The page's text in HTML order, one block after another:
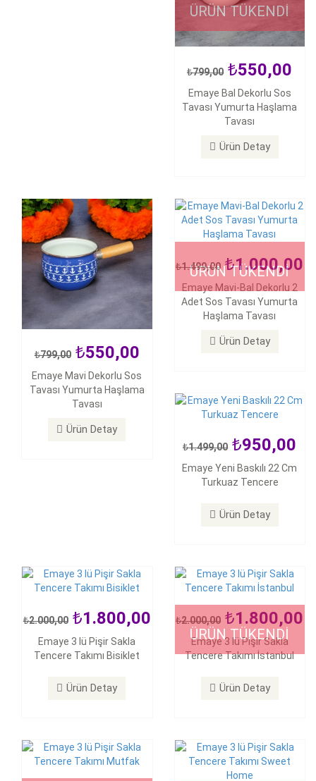
ÜRÜN TÜKENDİ
799,00 550,00
Emaye Bal Dekorlu Sos
Tavası Yumurta Haşlama
Tavası
Ürün Detay
799,00 550,00
Emaye Mavi Dekorlu Sos
Tavası Yumurta Haşlama
Tavası
Ürün Detay
ÜRÜN TÜKENDİ
1.499,00 1.000,00
Emaye Mavi-Bal Dekorlu 2
Adet Sos Tavası Yumurta
Haşlama Tavası
Ürün Detay
1.499,00 1.000,00
Emaye Mavi-Bal Dekorlu 2
Haşlama Tavası
1.499,00 950,00
Emaye Yeni Baskılı 22 Cm
Turkuaz Tencere
Ürün Detay
1.499,00 950,00
Emaye Yeni Baskılı 22 Cm
2.000,00 1.800,00
Emaye 3 lü Pişir Sakla
Tencere Takımı Bisiklet
Ürün Detay
ÜRÜN TÜKENDİ
2.000,00 1.800,00
Emaye 3 lü Pişir Sakla
Tencere Takımı İstanbul
Ürün Detay
2.000,00 1.800,00
2.000,00 1.800,00 2.000,00 1.800,00
Emaye 3 lü Pişir Sakla
Home